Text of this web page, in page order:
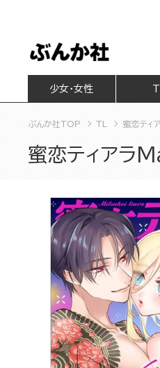
少女・女性
ぶんか社TOP TL 蜜恋テ
蜜恋ティア